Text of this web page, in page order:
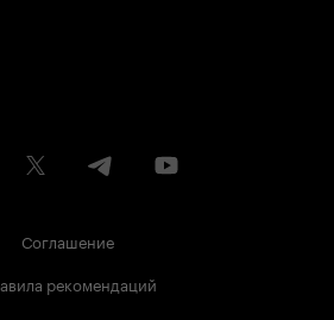
Соглашение
рекомендаций